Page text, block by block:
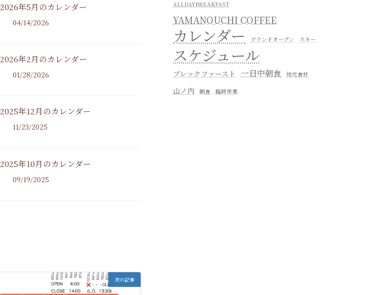
2026年5月のカレンダー
04/14/2026
2026年2月のカレンダー
01/28/2026
2025年12月のカレンダー
11/23/2025
2025年10月のカレンダー
09/19/2025
次の記事
ALLDAYBREAKFAST
YAMANOUCHI COFFEE
カレンダー グランドオープン スキー
スケジュール
ブレックファースト 一日中朝食 地元食材
山ノ内 朝食 臨時休業